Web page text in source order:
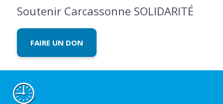
Soutenir Carcassonne SOLIDARITÉ
FAIRE UN DON